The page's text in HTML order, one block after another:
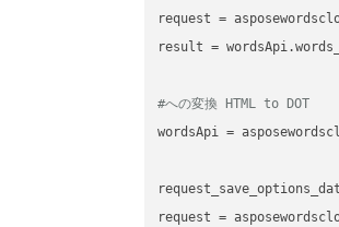
request
result =
#への変換 HTML to DOT
wordsApi =
request